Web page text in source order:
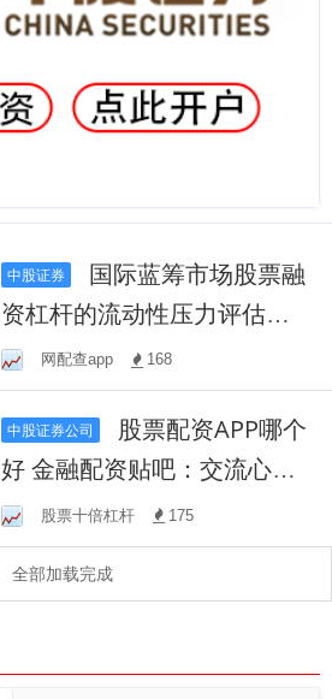
中股证券
资杠杆的流动性压力评估以
约束优先为导向的重
网配查app 168
中股证券公司
好 金融配资贴吧：交流心
得，避坑指南，稳健投资！
股票十倍杠杆 175
全部加载完成